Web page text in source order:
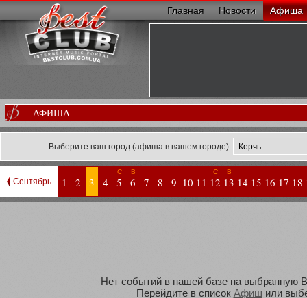
Главная Новости Афиша
АФИША
Выберите ваш город (афиша в вашем городе):
Сентябрь 1 2 3 4
С
5
В
6 7 8 9 10 11
С
12
В
13 14 15 16 17 18
Нет событий в нашей базе на выбранную
Перейдите в список Афиш или